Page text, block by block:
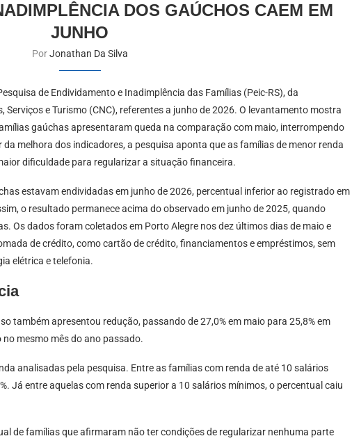
DOS GAÚCHOS CAEM EM
JUNHO
PorJonathan Da Silva
de Endividamento e Inadimplência das Famílias (Peic-RS), da
Serviços e Turismo (CNC), referentes a junho de 2026. O levantamento mostra
gaúchas apresentaram queda na comparação com maio, interrompendo
melhora dos indicadores, a pesquisa aponta que as famílias de menor renda
dificuldade para regularizar a situação financeira.
estavam endividadas em junho de 2026, percentual inferior ao registrado em
o resultado permanece acima do observado em junho de 2025, quando
Os dados foram coletados em Porto Alegre nos dez últimos dias de maio e
de crédito, como cartão de crédito, financiamentos e empréstimos, sem
elétrica e telefonia.
também apresentou redução, passando de 27,0% em maio para 25,8% em
mesmo mês do ano passado.
analisadas pela pesquisa. Entre as famílias com renda de até 10 salários
Já entre aquelas com renda superior a 10 salários mínimos, o percentual caiu
de famílias que afirmaram não ter condições de regularizar nenhuma parte